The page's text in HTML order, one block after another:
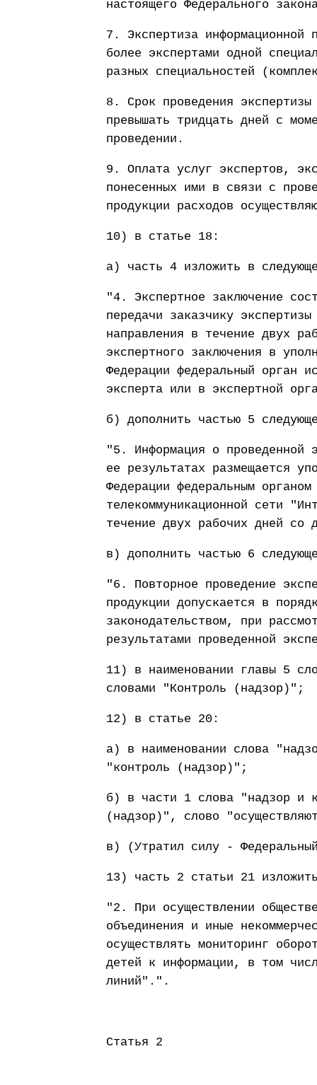
настоящего Федерального
7. Экспертиза информационной
более экспертами одной
разных специальностей
8. Срок проведения
превышать тридцать дней с
проведении.
9. Оплата услуг экспертов,
понесенных ими в связи с
продукции расходов
10) в статье 18:
а) часть 4 изложить в
"4. Экспертное заключение
передачи заказчику
направления в течение двух
экспертного заключения в
Федерации федеральный орган
эксперта или в экспертной
б) дополнить частью 5
"5. Информация о проведенной
ее результатах размещается
Федерации федеральным
телекоммуникационной сети
течение двух рабочих дней со
в) дополнить частью 6
"6. Повторное проведение
продукции допускается в
законодательством, при
результатами проведенной
11) в наименовании главы 5
словами "Контроль (надзор)";
12) в статье 20:
а) в наименовании слова
"контроль (надзор)";
б) в части 1 слова "надзор и
(надзор)", слово
в) (Утратил силу -
13) часть 2 статьи 21
"2. При осуществлении
объединения и иные
осуществлять мониторинг
детей к информации, в том
линий".".
Статья 2